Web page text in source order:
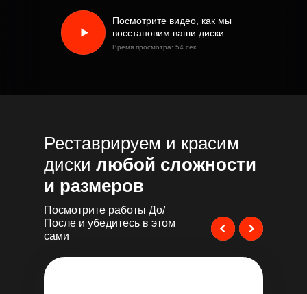
Посмотрите видео, как мы
восстановим ваши диски
Время просмотра: 54 сек
Реставрируем и красим
диски любой сложности
и размеров
Посмотрите работы До/
После и убедитесь в этом
сами